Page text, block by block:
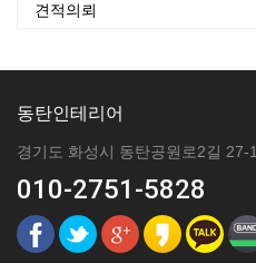
견적의뢰
동탄인테리어
경기도 화성시 동탄공원로2길 27-1
010-2751-5828